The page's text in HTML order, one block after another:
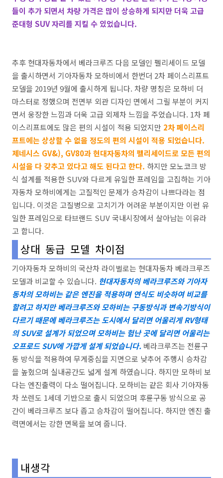
들이 추가 되면서 차량 가격은 많이 상승하게 되지만 더욱 고급
준대형 SUV 자리를 지킬 수 있었습니다.
추후 현대자동차에서 베라크루즈 다음 모델인 펠리세이드 모델
을 출시하면서 기아자동차 모하비에서 한번더 2차 페이스리프트
모델을 2019년 9월에 출시하게 됩니다. 차량 명칭은 모하비 더
마스터로 정했으며 전면부 외관 디자인 면에서 그릴 부분이 커지
면서 웅장한 느낌과 더욱 고급 외제차 느낌을 주었습니다. 1차 페
이스리프트에도 많은 편의 시설이 적용 되었지만 2차 페이스리
프트에는 상상할 수 없을 정도의 편의 시설이 적용 되었습니다.
제네시스 GV&), GV80과 현대자동차의 펠리세이드로 모든 편의
시설을 다 갖추고 있다고 해도 된다고 한다. 하지만 모노코크 방
식 설계를 적용한 SUV와 다르게 유일한 프레임을 고집하는 기아
자동차 모하비에게는 고질적인 문제가 승차감이 나쁘다라는 점
입니다. 이것은 고질병으로 고치기가 어려운 부분이지만 이런 유
일한 프레임으로 타브랜드 SUV 국내시장에서 살아남는 이유라
고 합니다.
상대 동급 모델 차이점
기아자동차 모하비의 국산차 라이벌로는 현대자동차 베라크루즈
모델과 비교할 수 있습니다. 현대자동차의 베라크루즈와 기아자
동차의 모하비는 같은 엔진을 적용하며 연식도 비슷하여 비교를
할려고 하지만 베라크루즈와 모하비는 구동방식과 변속기방식이
다르기 때문에 베라크루즈는 도시에서 달리면 어울리게 RV형태
의 SUV로 설계가 되었으며 모하비는 험난 곳에 달리면 어울리는
오프로드 SUV에 가깝게 설계 되었습니다. 베라크루즈는 전륜구
동 방식을 적용하여 무게중심을 지면으로 낮추어 주행시 승차감
을 높혔으며 실내공간도 넓게 설계 하였습니다. 하지만 모하비 보
다는 엔진출력이 다소 떨어집니다. 모하비는 같은 회사 기아자동
차 쏘렌도 1세데 기반으로 출시 되었으며 후륜구동 방식으로 공
간이 베라크루즈 보다 좁고 승차감이 떨어집니다. 하지만 엔진 출
력면에서는 강한 면목을 보여 줍니다.
내생각